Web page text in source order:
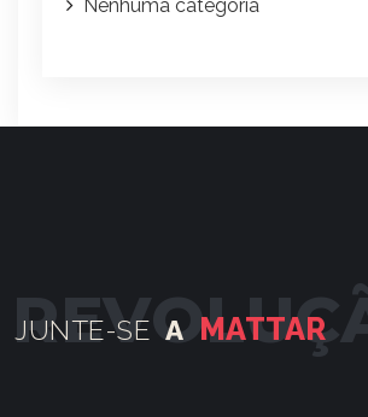
Nenhuma categoria
JUNTE-SE A MATTAR